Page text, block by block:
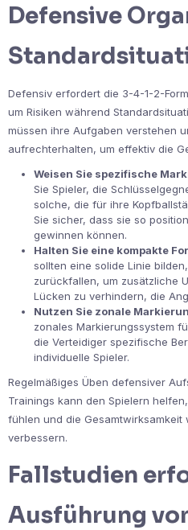
Defensive
Defensiv erfordert die 3-4-1-2-
um Risiken während
müssen ihre Aufgaben verstehen
aufrechterhalten, um effektiv die
Weisen Sie spezifische
Sie Spieler, die
solche, die für ihre
Sie sicher, dass sie so
gewinnen können.
Halten Sie eine kompakte
sollten eine solide Linie
zurückfallen, um zusätzliche
Lücken zu verhindern, die
Nutzen Sie zonale
zonales Markierungssystem
die Verteidiger spezifische
individuelle Spieler.
Regelmäßiges Üben defensiver
Trainings kann den Spielern
fühlen und die Gesamtwirksamkeit
verbessern.
Fallstudien
Ausführung